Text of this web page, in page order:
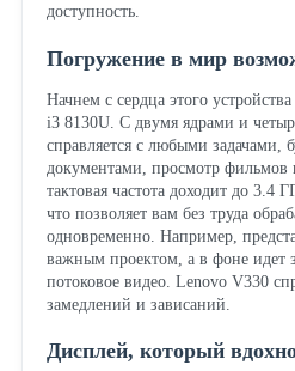
доступность.
Погружение в мир
Начнем с сердца этого
i3 8130U. С двумя ядрами и
справляется с любыми задачами,
документами, просмотр
тактовая частота доходит до 3.4
что позволяет вам без труда
одновременно. Например,
важным проектом, а в фоне идет
потоковое видео. Lenovo V330
замедлений и зависаний.
Дисплей, который